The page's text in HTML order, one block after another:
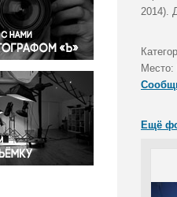
и конфликты
жизнь
и бизнес
2014).
Место:
Ещё